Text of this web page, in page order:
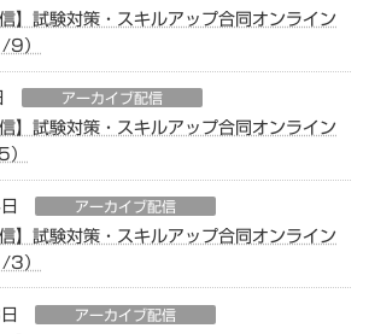
】試験対策・スキルアップ合同オンライン
）
アーカイブ配信
】試験対策・スキルアップ合同オンライン
アーカイブ配信
】試験対策・スキルアップ合同オンライン
）
アーカイブ配信